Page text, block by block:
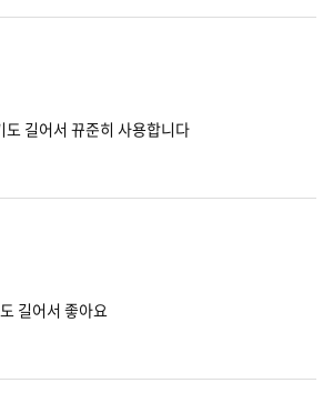
도 길어서 뀨준히 사용합니다
길어서 좋아요